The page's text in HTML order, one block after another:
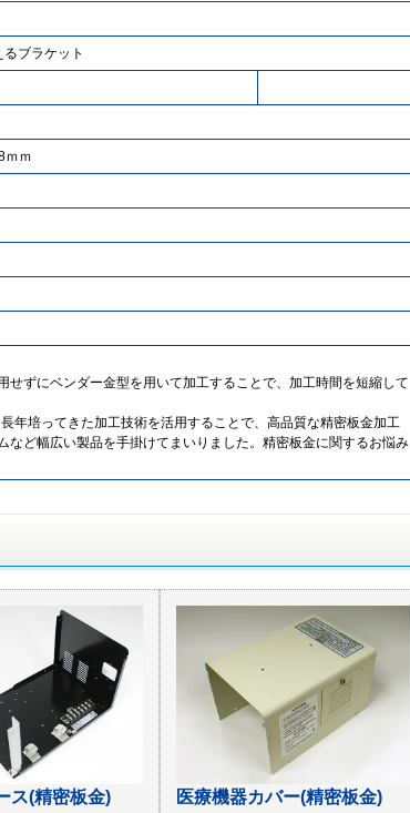
ブラケット
ｍｍ
ずにベンダー金型を用いて加工することで、加工時間を短縮して
年培ってきた加工技術を活用することで、高品質な精密板金加工
ど幅広い製品を手掛けてまいりました。精密板金に関するお悩み
ス(精密板金) 医療機器カバー(精密板金)